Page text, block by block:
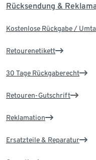
Rücksendung &
Kostenlose Rückgabe /
Retourenetikett
30 Tage Rückgaberecht
Retouren-Gutschrift
Reklamation
Ersatzteile & Reparatur